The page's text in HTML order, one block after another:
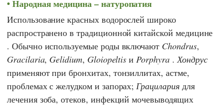
Народная медицина – натуропатия
Использование красных водорослей широко
распространено втрадиционной китайской медицине
. Обычно используемые роды включают Chondrus,
Gracilaria, Gelidium, Gloiopeltis иPorphyra.Хондрус
применяют при бронхитах, тонзиллитах, астме,
проблемах с желудком и запорах;Грацилариядля
лечения зоба, отеков, инфекций мочевыводящих